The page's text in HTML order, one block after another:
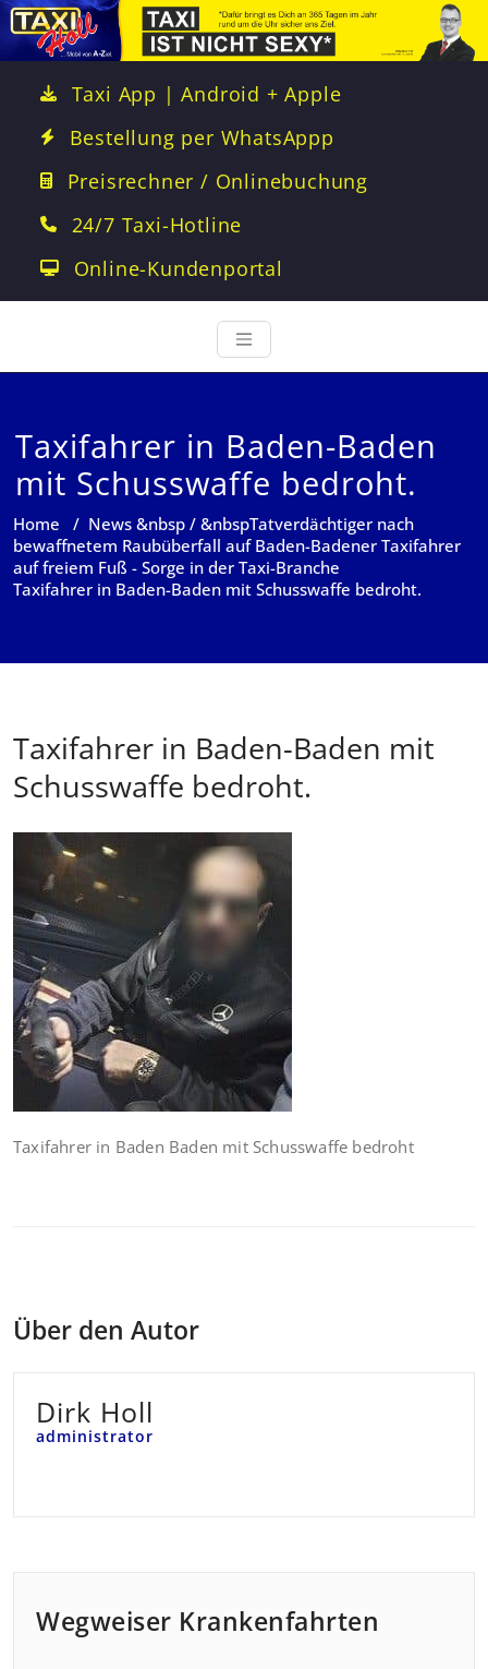
Taxi App | Android + Apple
Bestellung per WhatsAppp
Preisrechner / Onlinebuchung
24/7 Taxi-Hotline
Online-Kundenportal
Taxifahrer in Baden-Baden
mit Schusswaffe bedroht.
Home / News &nbsp / &nbspTatverdächtiger nach
bewaffnetem Raubüberfall auf Baden-Badener Taxifahrer
auf freiem Fuß - Sorge in der Taxi-Branche
Taxifahrer in Baden-Baden mit Schusswaffe bedroht.
Taxifahrer in Baden-Baden mit
Schusswaffe bedroht.
Taxifahrer in Baden Baden mit Schusswaffe bedroht
Über den Autor
Dirk Holl
administrator
Wegweiser Krankenfahrten